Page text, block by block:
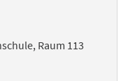
Raum 113